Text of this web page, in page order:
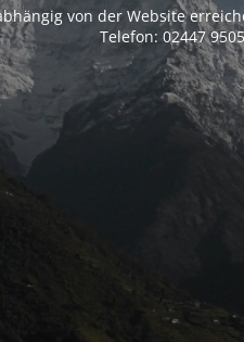
von der Website
Telefon: 02447